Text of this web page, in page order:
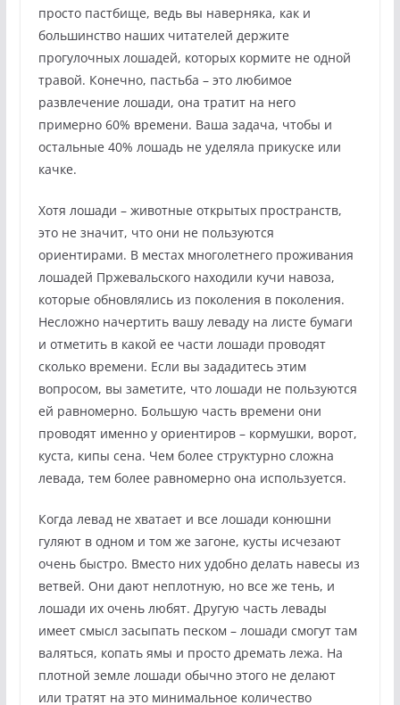
просто пастбище, ведь вы наверняка, как и
большинство наших читателей держите
прогулочных лошадей, которых кормите не одной
травой. Конечно, пастьба – это любимое
развлечение лошади, она тратит на него
примерно 60% времени. Ваша задача, чтобы и
остальные 40% лошадь не уделяла прикуске или
качке.
Хотя лошади – животные открытых пространств,
это не значит, что они не пользуются
ориентирами. В местах многолетнего проживания
лошадей Пржевальского находили кучи навоза,
которые обновлялись из поколения в поколения.
Несложно начертить вашу леваду на листе бумаги
и отметить в какой ее части лошади проводят
сколько времени. Если вы зададитесь этим
вопросом, вы заметите, что лошади не пользуются
ей равномерно. Большую часть времени они
проводят именно у ориентиров – кормушки, ворот,
куста, кипы сена. Чем более структурно сложна
левада, тем более равномерно она используется.
Когда левад не хватает и все лошади конюшни
гуляют в одном и том же загоне, кусты исчезают
очень быстро. Вместо них удобно делать навесы из
ветвей. Они дают неплотную, но все же тень, и
лошади их очень любят. Другую часть левады
имеет смысл засыпать песком – лошади смогут там
валяться, копать ямы и просто дремать лежа. На
плотной земле лошади обычно этого не делают
или тратят на это минимальное количество